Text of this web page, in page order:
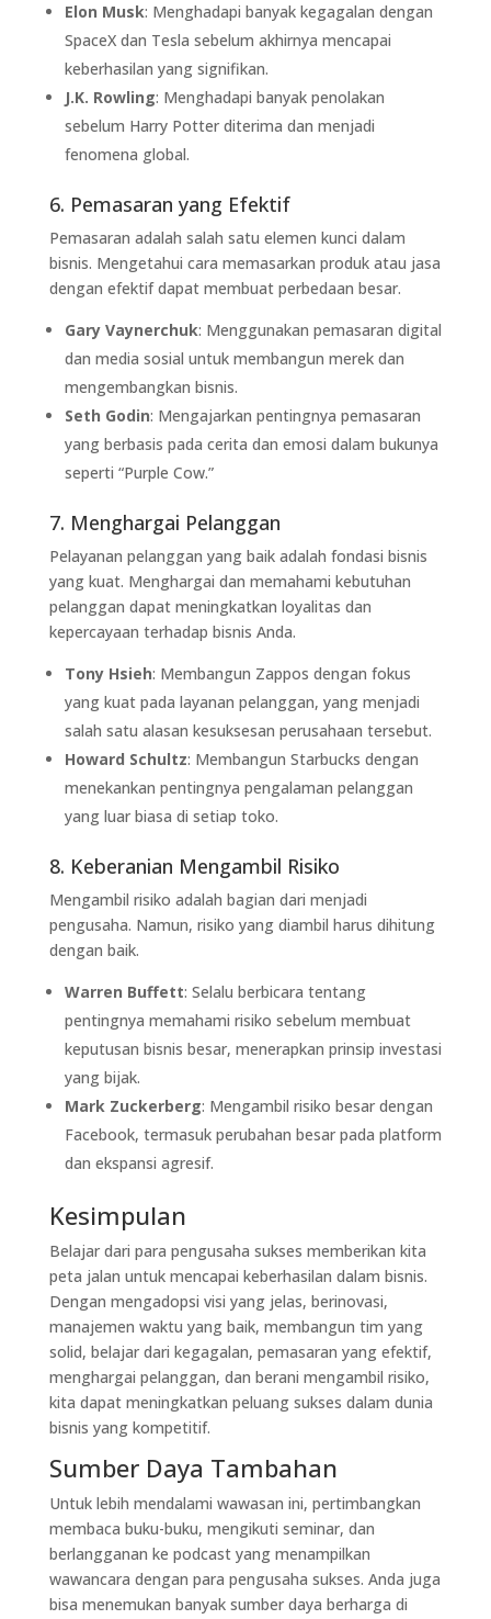
Elon Musk: Menghadapi banyak kegagalan dengan
SpaceX dan Tesla sebelum akhirnya mencapai
keberhasilan yang signifikan.
J.K. Rowling: Menghadapi banyak penolakan
sebelum Harry Potter diterima dan menjadi
fenomena global.
6. Pemasaran yang Efektif
Pemasaran adalah salah satu elemen kunci dalam
bisnis. Mengetahui cara memasarkan produk atau jasa
dengan efektif dapat membuat perbedaan besar.
Gary Vaynerchuk: Menggunakan pemasaran digital
dan media sosial untuk membangun merek dan
mengembangkan bisnis.
Seth Godin: Mengajarkan pentingnya pemasaran
yang berbasis pada cerita dan emosi dalam bukunya
seperti “Purple Cow.”
7. Menghargai Pelanggan
Pelayanan pelanggan yang baik adalah fondasi bisnis
yang kuat. Menghargai dan memahami kebutuhan
pelanggan dapat meningkatkan loyalitas dan
kepercayaan terhadap bisnis Anda.
Tony Hsieh: Membangun Zappos dengan fokus
yang kuat pada layanan pelanggan, yang menjadi
salah satu alasan kesuksesan perusahaan tersebut.
Howard Schultz: Membangun Starbucks dengan
menekankan pentingnya pengalaman pelanggan
yang luar biasa di setiap toko.
8. Keberanian Mengambil Risiko
Mengambil risiko adalah bagian dari menjadi
pengusaha. Namun, risiko yang diambil harus dihitung
dengan baik.
Warren Buffett: Selalu berbicara tentang
pentingnya memahami risiko sebelum membuat
keputusan bisnis besar, menerapkan prinsip investasi
yang bijak.
Mark Zuckerberg: Mengambil risiko besar dengan
Facebook, termasuk perubahan besar pada platform
dan ekspansi agresif.
Kesimpulan
Belajar dari para pengusaha sukses memberikan kita
peta jalan untuk mencapai keberhasilan dalam bisnis.
Dengan mengadopsi visi yang jelas, berinovasi,
manajemen waktu yang baik, membangun tim yang
solid, belajar dari kegagalan, pemasaran yang efektif,
menghargai pelanggan, dan berani mengambil risiko,
kita dapat meningkatkan peluang sukses dalam dunia
bisnis yang kompetitif.
Sumber Daya Tambahan
Untuk lebih mendalami wawasan ini, pertimbangkan
membaca buku-buku, mengikuti seminar, dan
berlangganan ke podcast yang menampilkan
wawancara dengan para pengusaha sukses. Anda juga
bisa menemukan banyak sumber daya berharga di